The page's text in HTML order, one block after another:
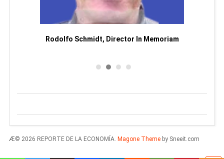
Rodolfo Schmidt, Director In Memoriam
Æ© 2026 REPORTE DE LA ECONOMÍA. Magone Themeby Sneeit.com